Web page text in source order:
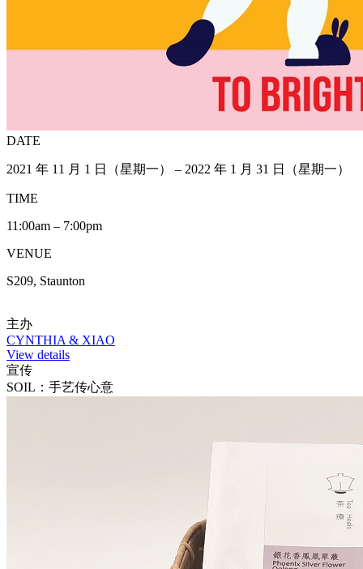
DATE
2021 年 11 月 1 日（星期一） – 2022 年 1 月 31 日（星期一）
TIME
11:00am – 7:00pm
VENUE
S209, Staunton
主办
CYNTHIA & XIAO
View details
宣传
SOIL：手艺传心意